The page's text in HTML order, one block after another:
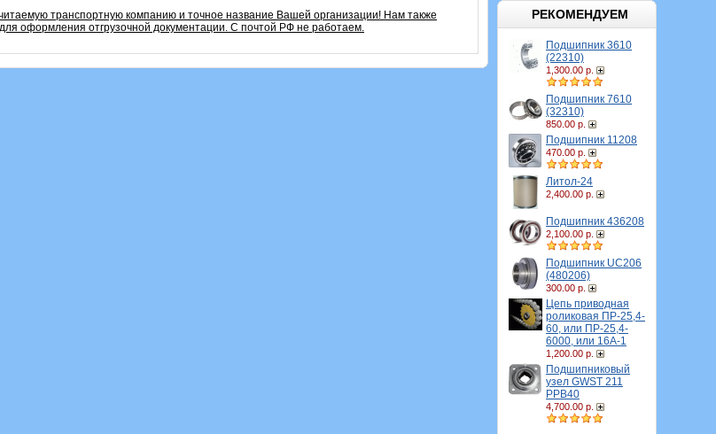
РЕКОМЕНДУЕМ
Подшипник 3610
(22310)
1,300.00 р.
Подшипник 7610
(32310)
850.00 р.
Подшипник 11208
470.00 р.
Литол-24
2,400.00 р.
Подшипник 436208
2,100.00 р.
Подшипник UC206
(480206)
300.00 р.
Цепь приводная
роликовая ПР-25,4-
60, или ПР-25,4-
6000, или 16A-1
1,200.00 р.
Подшипниковый
узел GWST 211
PPB40
4,700.00 р.
транспортную компанию и точное название Вашей организации! Нам также
оформления отгрузочной документации. С почтой РФ не работаем.